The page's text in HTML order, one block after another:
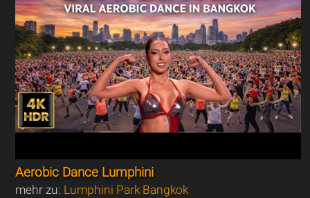
Aerobic Dance Lumphini
mehr zu: Lumphini Park Bangkok